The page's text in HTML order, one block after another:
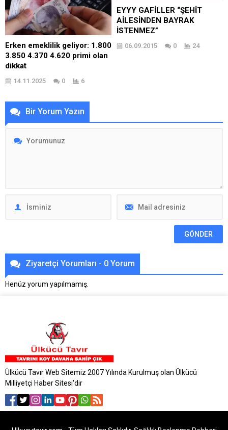
Erken emeklilik geliyor: 1.800
3.850 4.370 4.620 primi olan
dikkat
14.11.2025 0 6
EYYY GAFİLLER “ŞEHİT
AİLESİNDEN BAYRAK
İSTENMEZ”
06.09.2015 0 24
Bir Yorum Yazın
Ziyaretçi Yorumları - 0 Yorum
Henüz yorum yapılmamış.
Ülkücü Tavır Web Sitemiz 2007 Yılında Kurulmuş olan Ülkücü
Milliyetçi Haber Sitesi'dir